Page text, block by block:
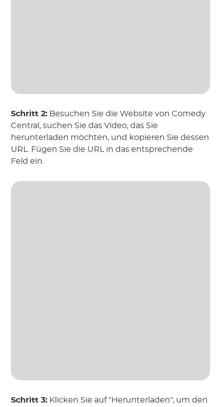
Schritt 2: Besuchen Sie die Website von Comedy
Central, suchen Sie das Video, das Sie
herunterladen möchten, und kopieren Sie dessen
URL. Fügen Sie die URL in das entsprechende
Feld ein.
Schritt 3: Klicken Sie auf "Herunterladen", um den